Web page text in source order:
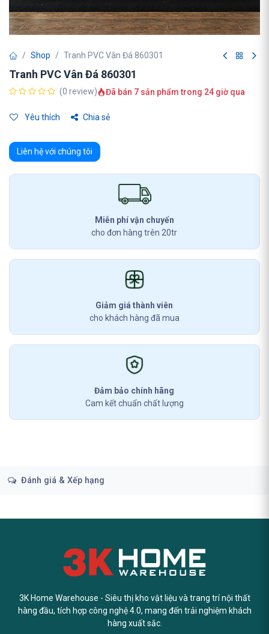
Shop Tranh PVC Vân Đá 860301
Tranh PVC Vân Đá 860301
(0 review) Đã bán 7 sản phẩm trong 24 giờ qua
Yêu thích Chia sẻ
Liên hệ với chúng tôi
Miễn phí vận chuyển
cho đơn hàng trên 20tr
Giảm giá thành viên
cho khách hàng đã mua
Đảm bảo chính hãng
Cam kết chuẩn chất lượng
Đánh giá & Xếp hạng
3K Home Warehouse - Siêu thị kho vật liệu và trang trí nội thất
hàng đầu, tích hợp công nghệ 4.0, mang đến trải nghiệm khách
hàng xuất sắc.